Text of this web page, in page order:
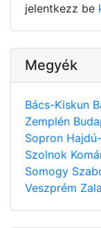
jelentkezz be
Megyék
Bács-Kiskun
Zemplén
Sopron
Szolnok
Somogy
Veszprém Zala